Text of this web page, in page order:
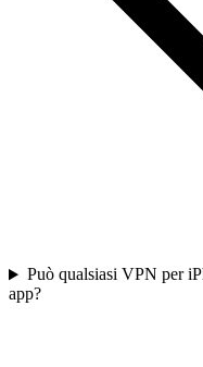
Può qualsiasi VPN per
app?